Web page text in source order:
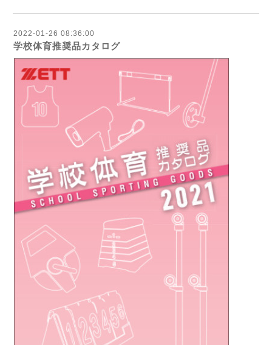
2022-01-26 08:36:00
学校体育推奨品カタログ